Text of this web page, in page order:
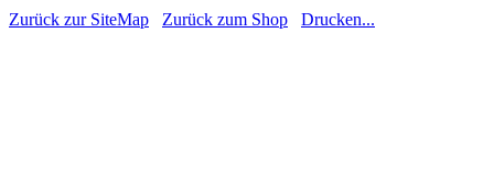
Zurück zur SiteMap Zurück zum Shop Drucken...